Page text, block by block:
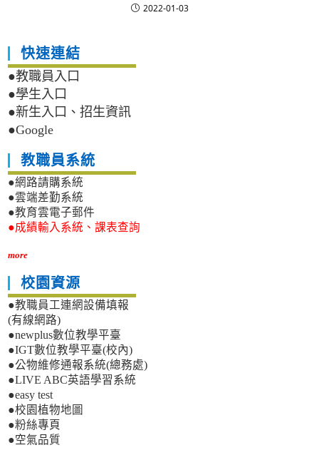
2022-01-03
快速連結
●教職員入口
●學生入口
●新生入口、招生資訊
●Google
教職員系統
●網路請購系統
●雲端差勤系統
●教育雲電子郵件
●成績輸入系統、課表查詢
more
校園資源
●教職員工連網設備填報
(有線網路)
●newplus數位教學平臺
●IGT數位教學平臺(校內)
●公物維修通報系統(總務處)
●LIVE ABC英語學習系統
●easy test
●校園植物地圖
●粉絲專頁
●空氣品質